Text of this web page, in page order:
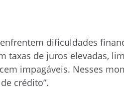
dificuldades
taxas de juros elevadas,
impagáveis. Nesses
crédito”.